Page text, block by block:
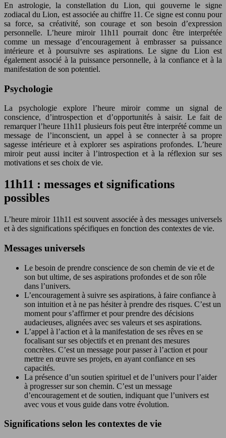
En astrologie, la constellation du Lion, qui gouverne le signe
zodiacal du Lion, est associée au chiffre 11. Ce signe est connu pour
sa force, sa créativité, son courage et son besoin d’expression
personnelle. L’heure miroir 11h11 pourrait donc être interprétée
comme un message d’encouragement à embrasser sa puissance
intérieure et à poursuivre ses aspirations. Le signe du Lion est
également associé à la puissance personnelle, à la confiance et à la
manifestation de son potentiel.
Psychologie
La psychologie explore l’heure miroir comme un signal de
conscience, d’introspection et d’opportunités à saisir. Le fait de
remarquer l’heure 11h11 plusieurs fois peut être interprété comme un
message de l’inconscient, un appel à se connecter à sa propre
sagesse intérieure et à explorer ses aspirations profondes. L’heure
miroir peut aussi inciter à l’introspection et à la réflexion sur ses
motivations et ses choix de vie.
11h11 : messages et significations
possibles
L’heure miroir 11h11 est souvent associée à des messages universels
et à des significations spécifiques en fonction des contextes de vie.
Messages universels
Le besoin de prendre conscience de son chemin de vie et de
son but ultime, de ses aspirations profondes et de son rôle
dans l’univers.
L’encouragement à suivre ses aspirations, à faire confiance à
son intuition et à ne pas hésiter à prendre des risques. C’est un
moment pour s’affirmer et pour prendre des décisions
audacieuses, alignées avec ses valeurs et ses aspirations.
L’appel à l’action et à la manifestation de ses rêves en se
focalisant sur ses objectifs et en prenant des mesures
concrètes. C’est un message pour passer à l’action et pour
mettre en œuvre ses projets, en ayant confiance en ses
capacités.
La présence d’un soutien spirituel et de l’univers pour l’aider
à progresser sur son chemin. C’est un message
d’encouragement et de soutien, indiquant que l’univers est
avec vous et vous guide dans votre évolution.
Significations selon les contextes de vie